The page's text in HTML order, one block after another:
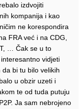
izdvojiti
kompanija i kao
ne korespondira
FRA već i na CDG,
… Čak se u to
vidjeti
bi tu bilo velikih
u obzir uzeti i
te od tuda putuju
Ja sam nebrojeno